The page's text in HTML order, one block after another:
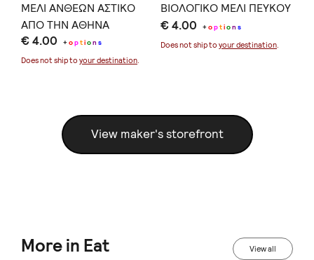
ΜΕΛΙ ΑΝΘΕΩΝ ΑΣΤΙΚΟ
ΑΠΟ ΤΗΝ ΑΘΗΝΑ
€ 4.00 +option s
Does not ship to your destination.
ΒΙΟΛΟΓΙΚΟ ΜΕΛΙ ΠΕΥΚΟΥ
€ 4.00 +option s
Does not ship to your destination.
View maker's storefront
More in Eat View all